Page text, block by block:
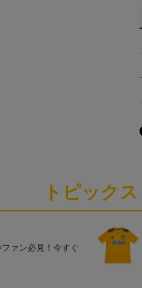
トピックス
ァン必見！今すぐ